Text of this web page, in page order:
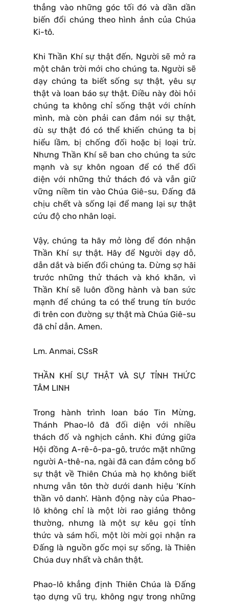
thẳng vào những góc tối đó và dần dần
biến đổi chúng theo hình ảnh của Chúa
Ki-tô.
Khi Thần Khí sự thật đến, Người sẽ mở ra
một chân trời mới cho chúng ta. Người sẽ
dạy chúng ta biết sống sự thật, yêu sự
thật và loan báo sự thật. Điều này đòi hỏi
chúng ta không chỉ sống thật với chính
mình, mà còn phải can đảm nói sự thật,
dù sự thật đó có thể khiến chúng ta bị
hiểu lầm, bị chống đối hoặc bị loại trừ.
Nhưng Thần Khí sẽ ban cho chúng ta sức
mạnh và sự khôn ngoan để có thể đối
diện với những thử thách đó và vẫn giữ
vững niềm tin vào Chúa Giê-su, Đấng đã
chịu chết và sống lại để mang lại sự thật
cứu độ cho nhân loại.
Vậy, chúng ta hãy mở lòng để đón nhận
Thần Khí sự thật. Hãy để Người dạy dỗ,
dẫn dắt và biến đổi chúng ta. Đừng sợ hãi
trước những thử thách và khó khăn, vì
Thần Khí sẽ luôn đồng hành và ban sức
mạnh để chúng ta có thể trung tín bước
đi trên con đường sự thật mà Chúa Giê-su
đã chỉ dẫn. Amen.
Lm. Anmai, CSsR
THẦN KHÍ SỰ THẬT VÀ SỰ TỈNH THỨC
TÂM LINH
Trong hành trình loan báo Tin Mừng,
Thánh Phao-lô đã đối diện với nhiều
thách đố và nghịch cảnh. Khi đứng giữa
Hội đồng A-rê-ô-pa-gô, trước mặt những
người A-thê-na, ngài đã can đảm công bố
sự thật về Thiên Chúa mà họ không biết
nhưng vẫn tôn thờ dưới danh hiệu ‘Kính
thần vô danh’. Hành động này của Phao-
lô không chỉ là một lời rao giảng thông
thường, nhưng là một sự kêu gọi tỉnh
thức và sám hối, một lời mời gọi nhận ra
Đấng là nguồn gốc mọi sự sống, là Thiên
Chúa duy nhất và chân thật.
Phao-lô khẳng định Thiên Chúa là Đấng
tạo dựng vũ trụ, không ngự trong những